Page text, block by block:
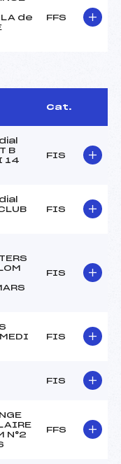
de
FFS
Cat.
B
14
FIS
FIS
FIS
FIS
FIS
N°2
FFS